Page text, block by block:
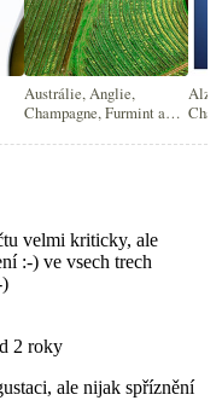
Austrálie, Anglie,
Champagne, Furmint a
světa